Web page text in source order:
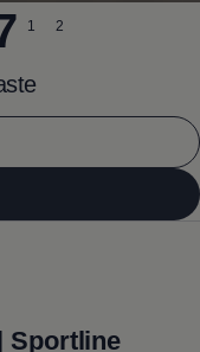
1 2
Sportline